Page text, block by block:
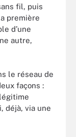
fil, puis
première
d’une
autre,
le réseau de
façons :
déjà, via une